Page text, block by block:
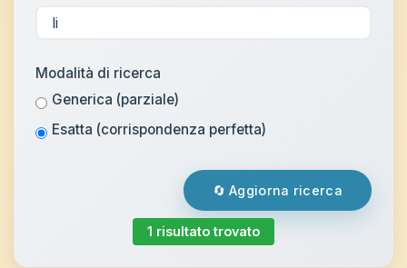
Modalità di ricerca
Generica (parziale)
Esatta (corrispondenza perfetta)
🔄 Aggiorna ricerca
1 risultato trovato